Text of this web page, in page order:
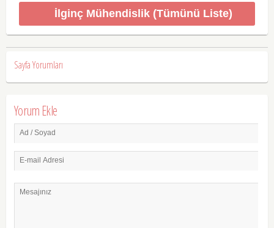
İlginç Mühendislik (Tümünü Liste)
Sayfa Yorumları
Yorum Ekle
Ad / Soyad
E-mail Adresi
Mesajınız